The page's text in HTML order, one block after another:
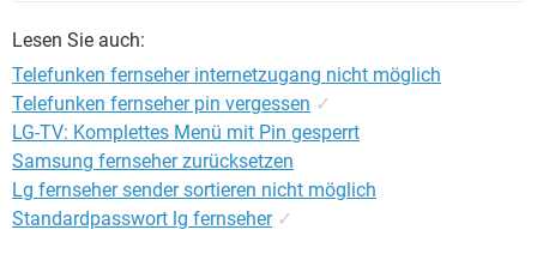
Lesen Sie auch:
Telefunken fernseher internetzugang nicht möglich
Telefunken fernseher pin vergessen ✓
LG-TV: Komplettes Menü mit Pin gesperrt
Samsung fernseher zurücksetzen
Lg fernseher sender sortieren nicht möglich
Standardpasswort lg fernseher ✓